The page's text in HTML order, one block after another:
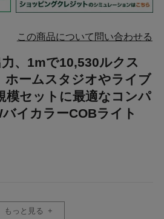
この商品について問い合わせる
、1mで10,530ルクス
ームスタジオやライブ
模セットに最適なコンパ
イカラーCOBライト
もっと見る